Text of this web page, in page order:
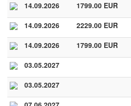
14.09.2026 1799.00 EUR
14.09.2026 2229.00 EUR
14.09.2026 1799.00 EUR
03.05.2027
03.05.2027